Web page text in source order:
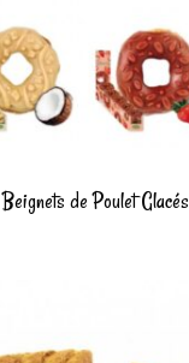
Beignets de Poulet Glacés